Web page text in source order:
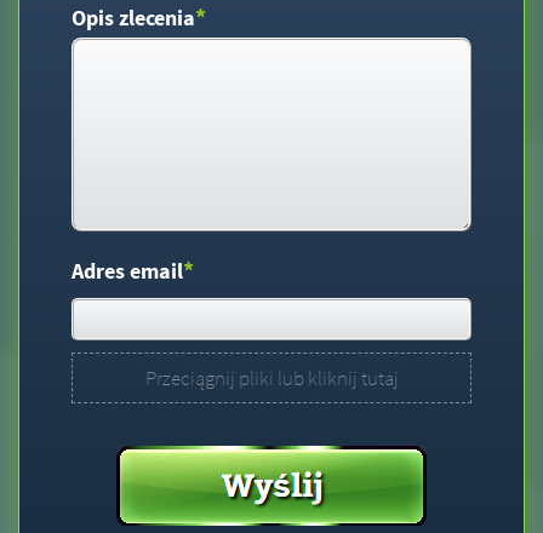
Opis zlecenia*
Adres email*
Przeciągnij pliki lub kliknij tutaj